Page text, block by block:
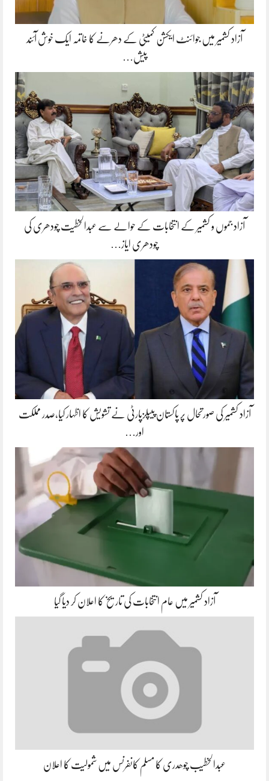
آزاد کشمیر میں جوائنٹ ایکشن کمیٹی کے دھرنے کا خاتمہ ایک خوش آئند
پیش…
آزاد جموں و کشمیر کے انتخابات کے حوالے سے عبدالخطیت چودھری کی
چودھری ایاز…
آزاد کشمیر کی صورتحال پر پاکستان پیپلزپارٹی نے تشویش کا اظہار کیا،صدر مملکت
اور…
آزاد کشمیر میں عام انتخابات کی تاریخ کا اعلان کر دیا گیا
عبدالخطیب چوھدری کا مسلم کانفرنس میں شمولیت کا اعلان